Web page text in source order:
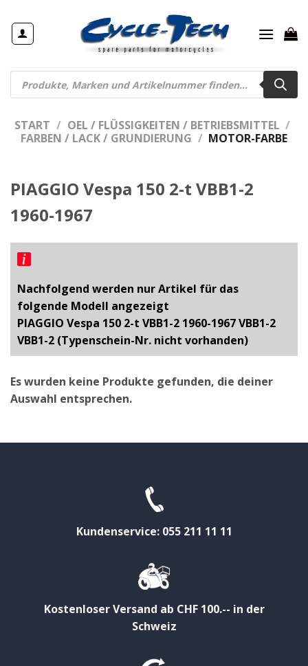
Inhalt
springen
Products
search
START / OEL / FLÜSSIGKEITEN / BETRIEBSMITTEL /
FARBEN / LACK / GRUNDIERUNG / MOTOR-FARBE
PIAGGIO Vespa 150 2-t VBB1-2
1960-1967
Nachfolgend werden nur Artikel für das
folgende Modell angezeigt
PIAGGIO Vespa 150 2-t VBB1-2 1960-1967 VBB1-2
VBB1-2 (Typenschein-Nr. nicht vorhanden)
Es wurden keine Produkte gefunden, die deiner
Auswahl entsprechen.
Kundenservice: 055 211 11 11
Kostenloser Versand ab CHF 100.-- in der
Schweiz